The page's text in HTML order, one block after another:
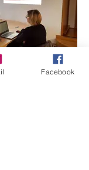
Facebook